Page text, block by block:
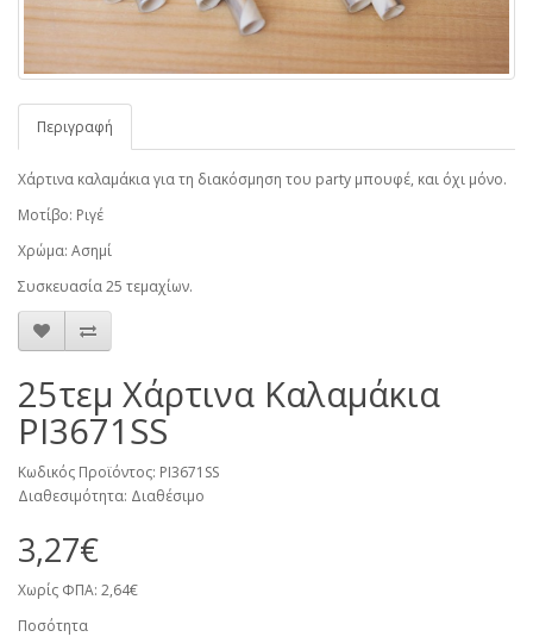
Περιγραφή
Χάρτινα καλαμάκια για τη διακόσμηση του party μπουφέ, και όχι μόνο.
Μοτίβο: Ριγέ
Χρώμα: Ασημί
Συσκευασία 25 τεμαχίων.
25τεμ Χάρτινα Καλαμάκια
PI3671SS
Κωδικός Προϊόντος: PI3671SS
Διαθεσιμότητα: Διαθέσιμο
3,27€
Χωρίς ΦΠΑ: 2,64€
Ποσότητα